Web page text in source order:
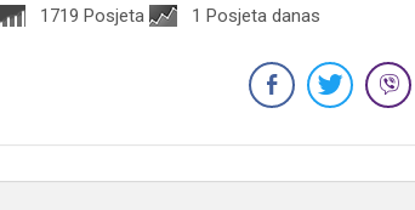
1719 Posjeta 1 Posjeta danas